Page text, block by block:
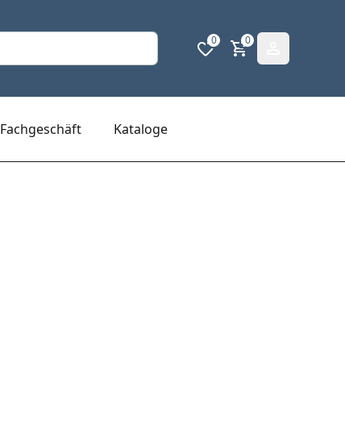
0 0
Fachgeschäft Kataloge